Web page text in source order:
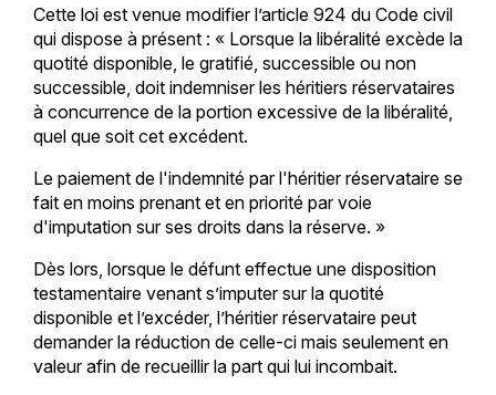
Cette loi est venue modifier l’article 924 du Code civil
qui dispose à présent : « Lorsque la libéralité excède la
quotité disponible, le gratifié, successible ou non
successible, doit indemniser les héritiers réservataires
à concurrence de la portion excessive de la libéralité,
quel que soit cet excédent.
Le paiement de l'indemnité par l'héritier réservataire se
fait en moins prenant et en priorité par voie
d'imputation sur ses droits dans la réserve. »
Dès lors, lorsque le défunt effectue une disposition
testamentaire venant s’imputer sur la quotité
disponible et l’excéder, l’héritier réservataire peut
demander la réduction de celle-ci mais seulement en
valeur afin de recueillir la part qui lui incombait.